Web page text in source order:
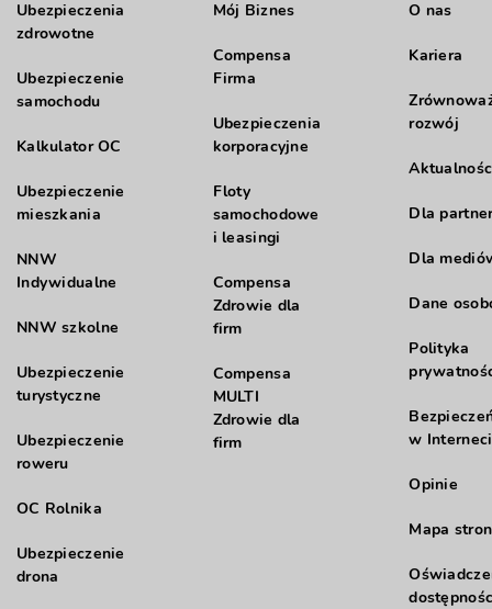
Ubezpieczenia
zdrowotne
Ubezpieczenie
samochodu
Kalkulator OC
Ubezpieczenie
mieszkania
NNW
Indywidualne
NNW szkolne
Ubezpieczenie
turystyczne
Ubezpieczenie
roweru
OC Rolnika
Ubezpieczenie
drona
Mój Biznes
Compensa
Firma
Ubezpieczenia
korporacyjne
Floty
samochodowe
i leasingi
Compensa
Zdrowie dla
firm
Compensa
MULTI
Zdrowie dla
firm
O nas
Kariera
rozwój
Dla
Dla
Dane
Polityka
w
Opinie
Mapa